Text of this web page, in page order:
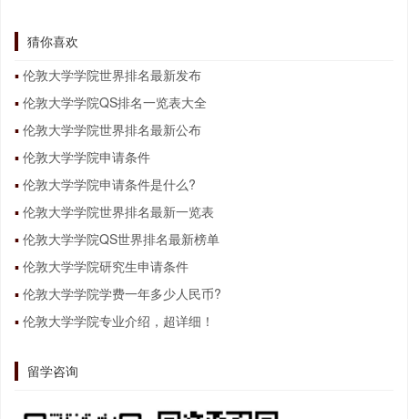
猜你喜欢
伦敦大学学院世界排名最新发布
伦敦大学学院QS排名一览表大全
伦敦大学学院世界排名最新公布
伦敦大学学院申请条件
伦敦大学学院申请条件是什么?
伦敦大学学院世界排名最新一览表
伦敦大学学院QS世界排名最新榜单
伦敦大学学院研究生申请条件
伦敦大学学院学费一年多少人民币?
伦敦大学学院专业介绍，超详细！
留学咨询